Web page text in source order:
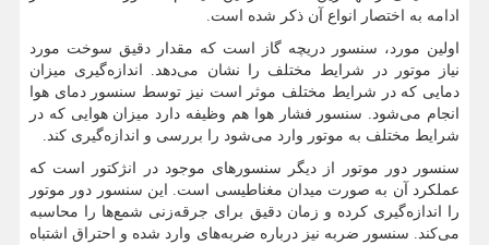
ادامه به اختصار انواع آن ذکر شده است.
اولین مورد، سنسور دریچه گاز است که مقدار دقیق سوخت مورد
نیاز موتور در شرایط مختلف را نشان می‌دهد. اندازه‌گیری میزان
دمایی که در شرایط مختلف موثر است نیز توسط سنسور دمای هوا
انجام می‌شود. سنسور فشار هوا هم وظیفه دارد میزان هوایی که در
شرایط مختلف به موتور وارد می‌شود را بررسی و اندازه‌گیری کند.
سنسور دور موتور از دیگر سنسورهای موجود در انژکتور است که
عملکرد آن به صورت میدان مغناطیسی است. این سنسور دور موتور
را اندازه‌گیری کرده و زمان دقیق برای جرقه‌زنی شمع‌ها را محاسبه
می‌کند. سنسور ضربه نیز درباره ضربه‌های وارد شده و احتراق اشتباه